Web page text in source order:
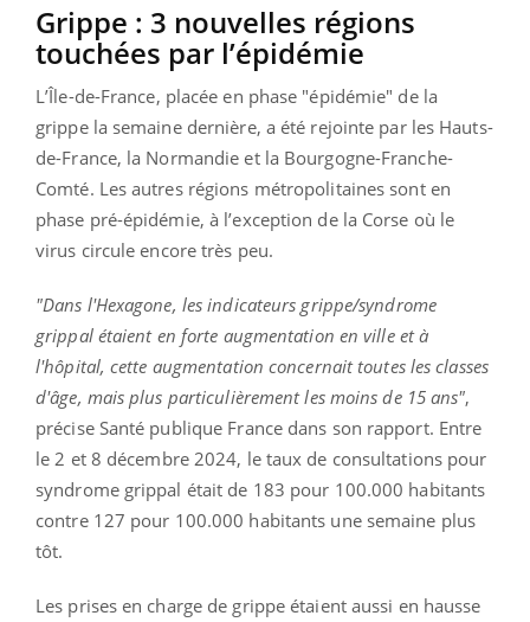
Grippe : 3 nouvelles régions
touchées par l’épidémie
L’Île-de-France, placée en phase "épidémie" de la
grippe la semaine dernière, a été rejointe par les Hauts-
de-France, la Normandie et la Bourgogne-Franche-
Comté. Les autres régions métropolitaines sont en
phase pré-épidémie, à l’exception de la Corse où le
virus circule encore très peu.
"Dans l'Hexagone, les indicateurs grippe/syndrome
grippal étaient en forte augmentation en ville et à
l'hôpital, cette augmentation concernait toutes les classes
d'âge, mais plus particulièrement les moins de 15 ans",
précise Santé publique France dans son rapport. Entre
le 2 et 8 décembre 2024, le taux de consultations pour
syndrome grippal était de 183 pour 100.000 habitants
contre 127 pour 100.000 habitants une semaine plus
tôt.
Les prises en charge de grippe étaient aussi en hausse